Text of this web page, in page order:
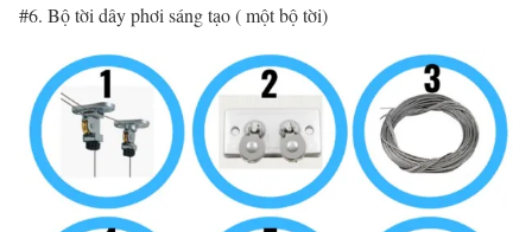
#6. Bộ tời dây phơi sáng tạo ( một bộ tời)